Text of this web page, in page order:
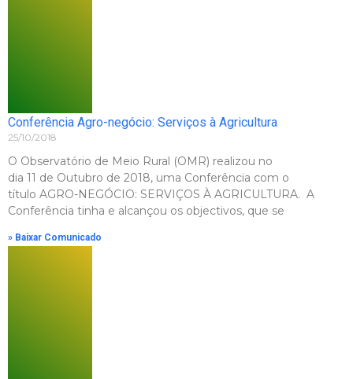
Conferência Agro-negócio: Serviços à Agricultura
25/10/2018
O Observatório de Meio Rural (OMR) realizou no
dia 11 de Outubro de 2018, uma Conferência com o
título AGRO-NEGÓCIO: SERVIÇOS À AGRICULTURA. A
Conferência tinha e alcançou os objectivos, que se
» Baixar Comunicado